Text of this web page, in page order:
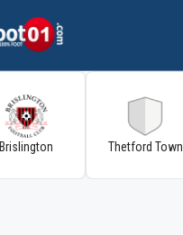
Brislington Thetford Town